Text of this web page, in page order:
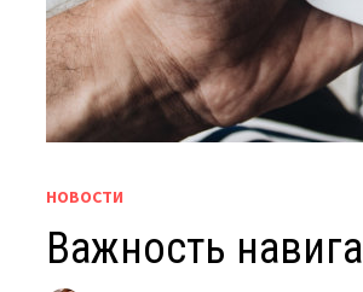
НОВОСТИ
Важность